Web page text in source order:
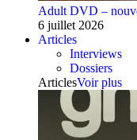
Adult DVD –
6 juillet 2026
Articles
Interviews
Dossiers
ArticlesVoir plus